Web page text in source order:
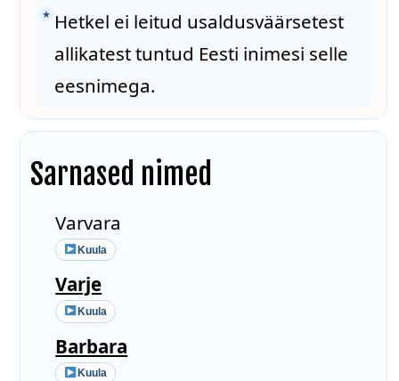
★ Hetkel ei leitud usaldusväärsetest
allikatest tuntud Eesti inimesi selle
eesnimega.
Sarnased nimed
Varvara
Kuula
Varje
Kuula
Barbara
Kuula